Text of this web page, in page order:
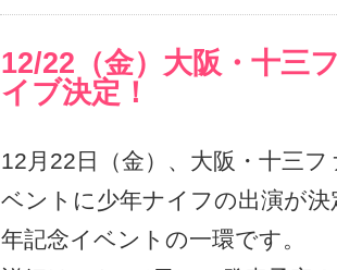
12/22（金）大阪・十三
イブ決定！
12月22日（金）、大阪・十三
ベントに少年ナイフの出演が
年記念イベントの一環です。